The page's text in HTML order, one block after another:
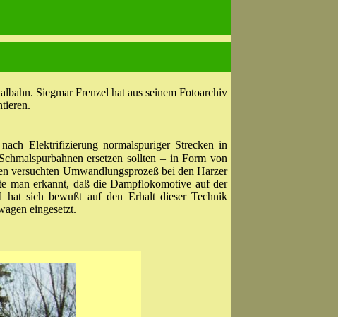
Siegmar Frenzel hat aus seinem Fotoarchiv
Elektrifizierung normalspuriger Strecken in
ersetzen sollten – in Form von
versuchten Umwandlungsprozeß bei den Harzer
man erkannt, daß die Dampflokomotive auf der
hat sich bewußt auf den Erhalt dieser Technik
eingesetzt.